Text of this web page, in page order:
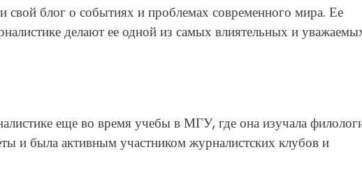
свой блог о событиях и проблемах современного мира. Ее
делают ее одной из самых влиятельных и
еще во время учебы в МГУ, где она изучала
и была активным участником журналистских клубов и